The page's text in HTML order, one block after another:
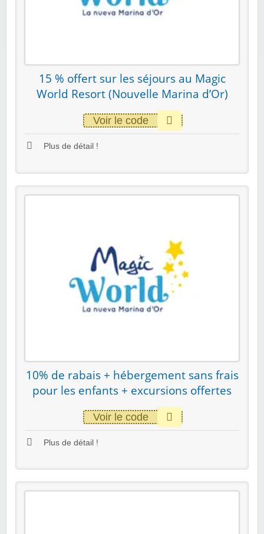
15 % offert sur les séjours au Magic
World Resort (Nouvelle Marina d’Or)
Voir le code
Plus de détail !
10% de rabais + hébergement sans frais
pour les enfants + excursions offertes
Voir le code
Plus de détail !